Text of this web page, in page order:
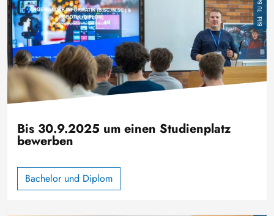
Bis 30.9.2025 um einen Studienplatz
bewerben
Bachelor und Diplom